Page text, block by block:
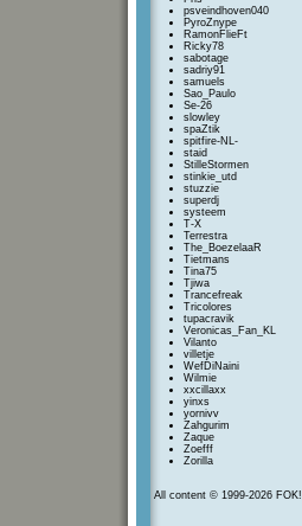
psveindhoven040
PyroZnype
RamonFlieFt
Ricky78
sabotage
sadriy91
samuels
Sao_Paulo
Se-26
slowley
spaZtik
spitfire-NL-
staid
StilleStormen
stinkie_utd
stuzzie
superdj
systeem
T-X
Terrestra
The_BoezelaaR
Tietmans
Tina75
Tjiwa
Trancefreak
Tricolores
tupacravik
Veronicas_Fan_KL
Vilanto
villetje
WefDiNaini
Wilmie
xxcillaxx
yinxs
yornivv
Zahgurim
Zaque
Zoefff
Zorilla
All content © 1999-2026 FOK!